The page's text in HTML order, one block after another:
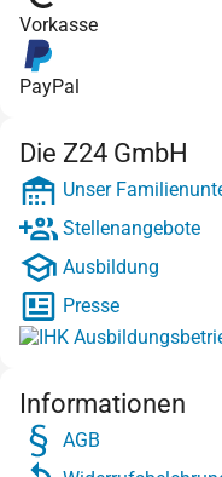
Vorkasse
PayPal
Die Z24 GmbH
Unser
Stellenangebote
Ausbildung
Presse
Informationen
AGB